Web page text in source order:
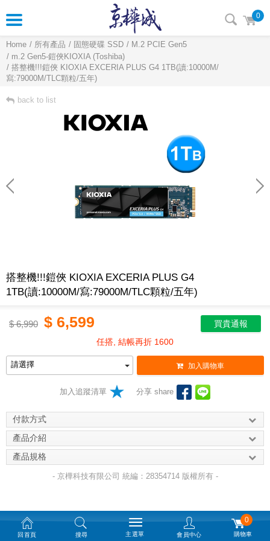
0
Home 所有產品 固態硬碟 SSD
M.2 PCIE Gen5
m.2 Gen5-鎧俠KIOXIA (Toshiba)
搭整機!!!鎧俠 KIOXIA EXCERIA PLUS G4 1TB(讀:10000M/
寫:79000M/TLC顆粒/五年)
back to list
搭整機!!!鎧俠 KIOXIA EXCERIA PLUS G4
1TB(讀:10000M/寫:79000M/TLC顆粒/五年)
$6,990 $ 6,599
買貴通報
任搭, 結帳再折 1600
加入購物車
加入追蹤清單 分享 share
付款方式
產品介紹
產品規格
- 京樺科技有限公司 統編：28354714 版權所有 -
回首頁 搜尋 主選單 會員中心
0
購物車